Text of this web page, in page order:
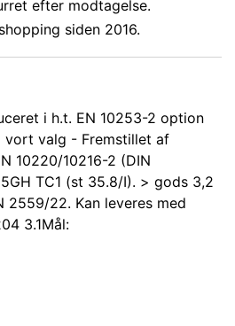
efter modtagelse.
siden 2016.
i h.t. EN 10253-2 option
vort valg - Fremstillet af
10220/10216-2 (DIN
TC1 (st 35.8/I). > gods 3,2
2559/22. Kan leveres med
3.1Mål: